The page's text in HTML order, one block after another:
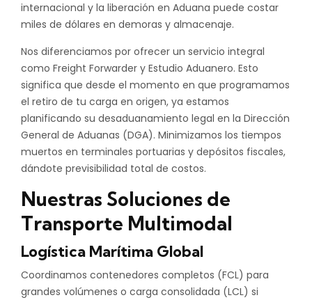
internacional y la liberación en Aduana puede costar
miles de dólares en demoras y almacenaje.
Nos diferenciamos por ofrecer un servicio integral
como Freight Forwarder y Estudio Aduanero. Esto
significa que desde el momento en que programamos
el retiro de tu carga en origen, ya estamos
planificando su desaduanamiento legal en la Dirección
General de Aduanas (DGA). Minimizamos los tiempos
muertos en terminales portuarias y depósitos fiscales,
dándote previsibilidad total de costos.
Nuestras Soluciones de
Transporte Multimodal
Logística Marítima Global
Coordinamos contenedores completos (FCL) para
grandes volúmenes o carga consolidada (LCL) si